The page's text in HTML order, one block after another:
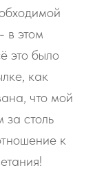
в этом
это было
как
что мой
столь
к